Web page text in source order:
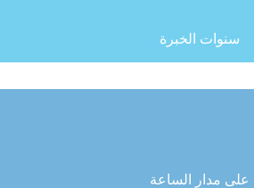
سنوات الخبرة
على مدار الساعة